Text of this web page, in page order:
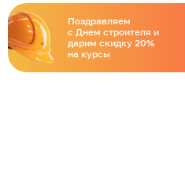
Поздравляем
с Днем строителя и
дарим скидку 20%
на курсы